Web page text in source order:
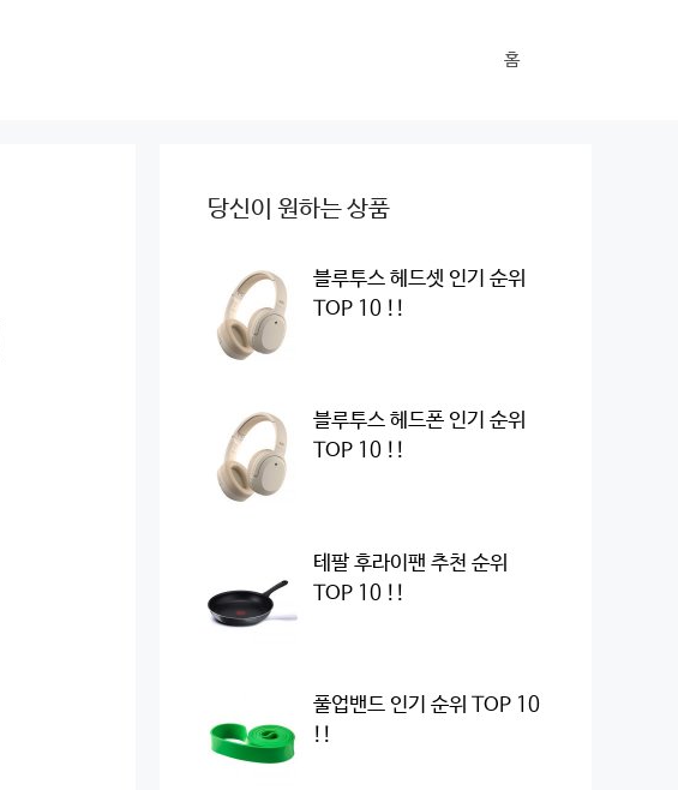
홈
당신이 원하는 상품
블루투스 헤드셋 인기 순위
TOP 10 !!
블루투스 헤드폰 인기 순위
TOP 10 !!
테팔 후라이팬 추천 순위
TOP 10 !!
풀업밴드 인기 순위 TOP 10
!!